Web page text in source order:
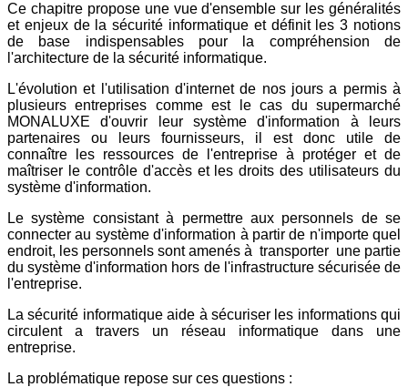
Ce chapitre propose une vue d'ensemble sur les généralités
et enjeux de la sécurité informatique et définit les 3 notions
de base indispensables pour la compréhension de
l'architecture de la sécurité informatique.
L'évolution et l'utilisation d'internet de nos jours a permis à
plusieurs entreprises comme est le cas du supermarché
MONALUXE d'ouvrir leur système d'information à leurs
partenaires ou leurs fournisseurs, il est donc utile de
connaître les ressources de l'entreprise à protéger et de
maîtriser le contrôle d'accès et les droits des utilisateurs du
système d'information.
Le système consistant à permettre aux personnels de se
connecter au système d'information à partir de n'importe quel
endroit, les personnels sont amenés à transporter une partie
du système d'information hors de l'infrastructure sécurisée de
l'entreprise.
La sécurité informatique aide à sécuriser les informations qui
circulent a travers un réseau informatique dans une
entreprise.
La problématique repose sur ces questions :